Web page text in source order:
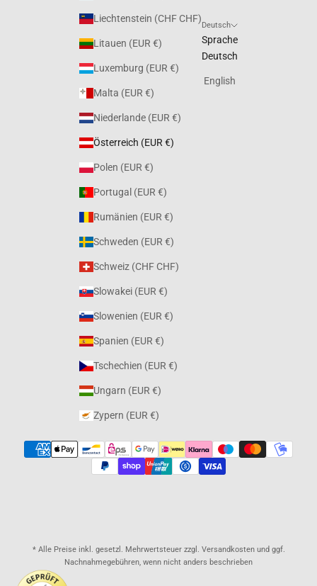
Liechtenstein (CHF CHF)
Litauen (EUR €)
Luxemburg (EUR €)
Malta (EUR €)
Niederlande (EUR €)
Österreich (EUR €)
Polen (EUR €)
Portugal (EUR €)
Rumänien (EUR €)
Schweden (EUR €)
Schweiz (CHF CHF)
Slowakei (EUR €)
Slowenien (EUR €)
Spanien (EUR €)
Tschechien (EUR €)
Ungarn (EUR €)
Zypern (EUR €)
Deutsch
Sprache
Deutsch
English
* Alle Preise inkl. gesetzl. Mehrwertsteuer zzgl. Versandkosten und ggf.
Nachnahmegebühren, wenn nicht anders beschrieben